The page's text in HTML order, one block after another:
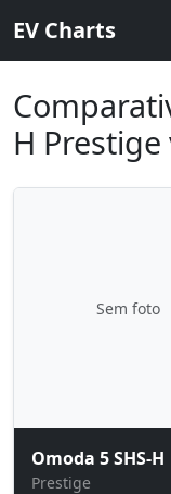
EV Charts
H Prestige
Sem foto
Omoda 5 SHS-H
Prestige